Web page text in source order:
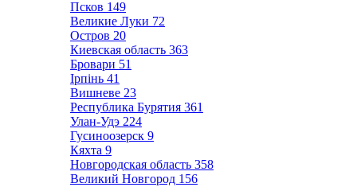
Псков 149
Великие Луки 72
Остров 20
Киевская область 363
Бровари 51
Ірпінь 41
Вишневе 23
Республика Бурятия 361
Улан-Удэ 224
Гусиноозерск 9
Кяхта 9
Новгородская область 358
Великий Новгород 156